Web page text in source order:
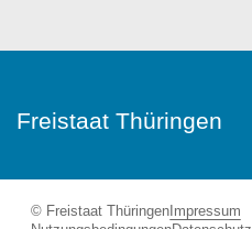
Freistaat Thüringen
© Freistaat Thüringen Impressum